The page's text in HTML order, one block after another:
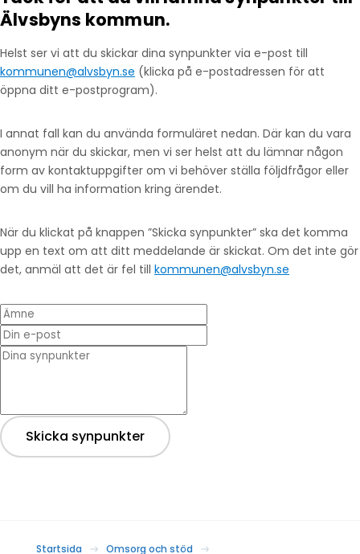
Älvsbyns kommun.
Helst ser vi att du skickar dina synpunkter via e-post till
kommunen@alvsbyn.se (klicka på e-postadressen för att
öppna ditt e-postprogram).
I annat fall kan du använda formuläret nedan. Där kan du vara
anonym när du skickar, men vi ser helst att du lämnar någon
form av kontaktuppgifter om vi behöver ställa följdfrågor eller
om du vill ha information kring ärendet.
När du klickat på knappen ”Skicka synpunkter” ska det komma
upp en text om att ditt meddelande är skickat. Om det inte gör
det, anmäl att det är fel till kommunen@alvsbyn.se
Ämne
Din e-post
* Dina synpunkter
Skicka synpunkter
Startsida
Omsorg och stöd